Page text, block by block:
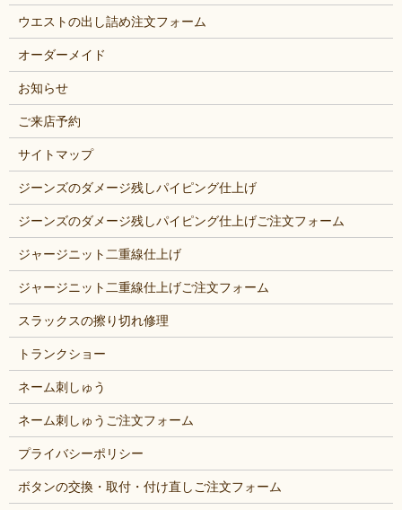
ウエストの出し詰め注文フォーム
オーダーメイド
お知らせ
ご来店予約
サイトマップ
ジーンズのダメージ残しパイピング仕上げ
ジーンズのダメージ残しパイピング仕上げご注文フォーム
ジャージニット二重線仕上げ
ジャージニット二重線仕上げご注文フォーム
スラックスの擦り切れ修理
トランクショー
ネーム刺しゅう
ネーム刺しゅうご注文フォーム
プライバシーポリシー
ボタンの交換・取付・付け直しご注文フォーム